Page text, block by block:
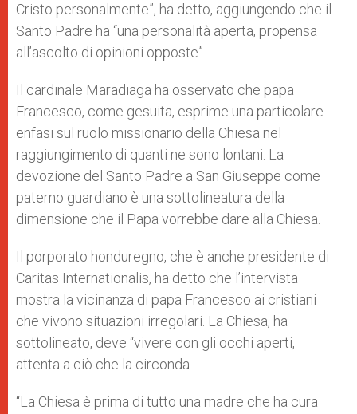
Cristo personalmente”, ha detto, aggiungendo che il
Santo Padre ha “una personalità aperta, propensa
all’ascolto di opinioni opposte”.
Il cardinale Maradiaga ha osservato che papa
Francesco, come gesuita, esprime una particolare
enfasi sul ruolo missionario della Chiesa nel
raggiungimento di quanti ne sono lontani. La
devozione del Santo Padre a San Giuseppe come
paterno guardiano è una sottolineatura della
dimensione che il Papa vorrebbe dare alla Chiesa.
Il porporato honduregno, che è anche presidente di
Caritas Internationalis, ha detto che l’intervista
mostra la vicinanza di papa Francesco ai cristiani
che vivono situazioni irregolari. La Chiesa, ha
sottolineato, deve “vivere con gli occhi aperti,
attenta a ciò che la circonda.
“La Chiesa è prima di tutto una madre che ha cura